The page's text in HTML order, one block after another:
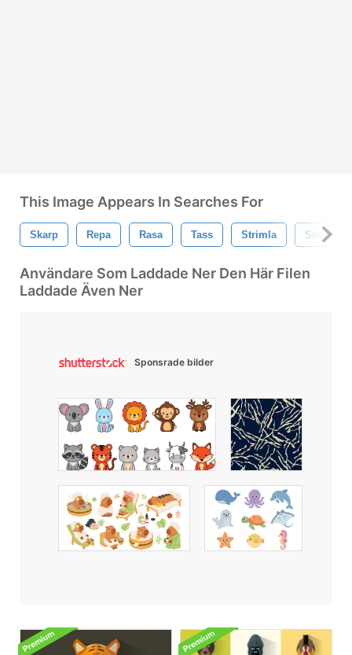
This Image Appears In Searches For
Skarp Repa Rasa Tass Strimla
Användare Som Laddade Ner Den Här Filen
Laddade Även Ner
Sponsrade bilder